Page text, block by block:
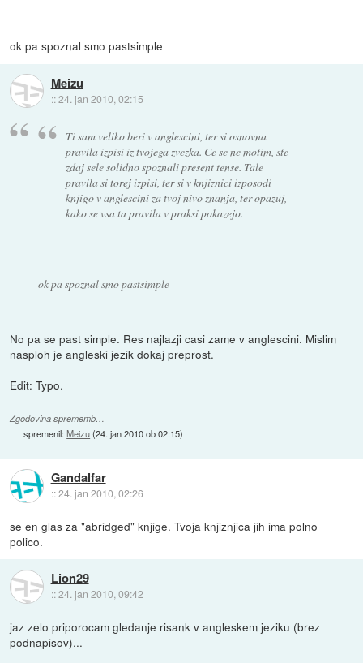
ok pa spoznal smo pastsimple
Meizu
::24. jan 2010, 02:15
Ti sam veliko beri v anglescini, ter si osnovna
pravila izpisi iz tvojega zvezka. Ce se ne motim, ste
zdaj sele solidno spoznali present tense. Tale
pravila si torej izpisi, ter si v knjiznici izposodi
knjigo v anglescini za tvoj nivo znanja, ter opazuj,
kako se vsa ta pravila v praksi pokazejo.
ok pa spoznal smo pastsimple
No pa se past simple. Res najlazji casi zame v anglescini. Mislim
nasploh je angleski jezik dokaj preprost.
Edit: Typo.
Zgodovina sprememb…
spremenil:Meizu(24. jan 2010 ob 02:15)
Gandalfar
::24. jan 2010, 02:26
se en glas za "abridged" knjige. Tvoja knjiznjica jih ima polno
polico.
Lion29
::24. jan 2010, 09:42
jaz zelo priporocam gledanje risank v angleskem jeziku (brez
podnapisov)...